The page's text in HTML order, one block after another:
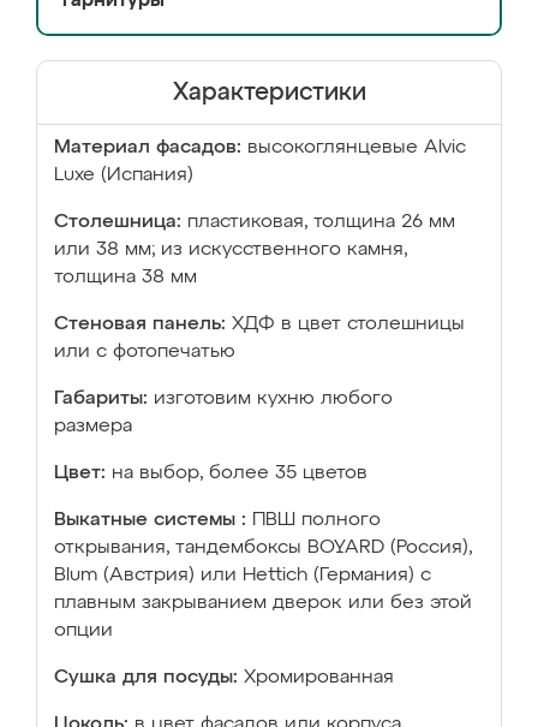
Характеристики
Материал фасадов: высокоглянцевые Аlvic
Luxe (Испания)
Столешница: пластиковая, толщина 26 мм
или 38 мм; из искусственного камня,
толщина 38 мм
Стеновая панель: ХДФ в цвет столешницы
или с фотопечатью
Габариты: изготовим кухню любого
размера
Цвет: на выбор, более 35 цветов
Выкатные системы :
ПВШ полного
открывания, тандембоксы BOYARD (Россия),
Blum (Австрия) или Hettich (Германия) с
плавным закрыванием дверок или без этой
опции
Сушка для посуды: Хромированная